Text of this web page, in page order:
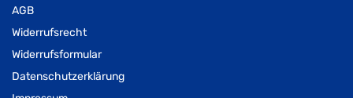
AGB
Widerrufsrecht
Widerrufsformular
Datenschutzerklärung